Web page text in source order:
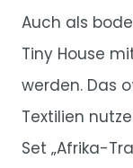
Auch als
Tiny House
werden. Das
Textilien
Set „Afrika-